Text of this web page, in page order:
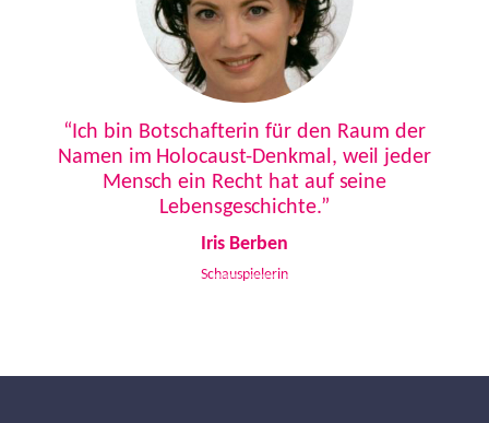
“Ich bin Botschafterin für den Raum der
Namen im Holocaust-Denkmal, weil jeder
Mensch ein Recht hat auf seine
Lebensgeschichte.”
Iris Berben
Schauspielerin